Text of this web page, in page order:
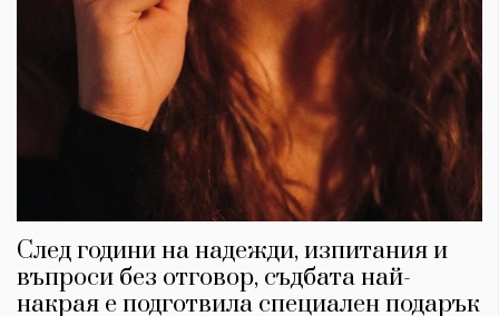
След години на надежди, изпитания и
въпроси без отговор, съдбата най-
накрая е подготвила специален подарък